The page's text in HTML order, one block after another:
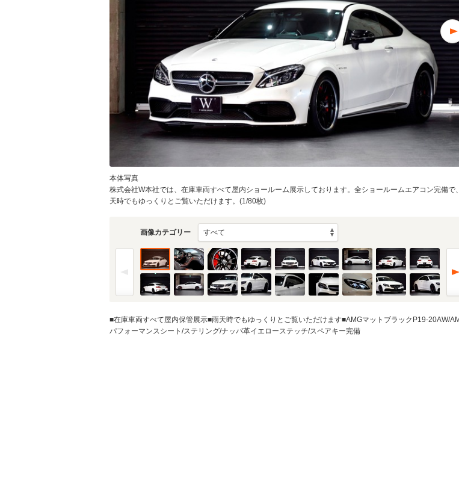
本体写真
株式会社W本社では、在庫車両すべて屋内ショールーム展示しております。全ショールームエアコン完備で
天時でもゆっくりとご覧いただけます。(1/80枚)
画像カテゴリー
■在庫車両すべて屋内保管展示■雨天時でもゆっくりとご覧いただけます■AMGマットブラックP19-20AW/
パフォーマンスシート/ステリング/ナッパ革イエローステッチ/スペアキー完備
頭金 万円
支払回数・金利・ボーナス払い
支払回数 回
金利 %
※金利は参考値です。実店舗での金利は異なる場合がありますのでご注意ください。
ボーナス月加算額
万円
通常ローン・支払総額 で計算
月々の
支払額 553.5 万円
割賦販売価格： 1107万円
利息分： 0.1万円